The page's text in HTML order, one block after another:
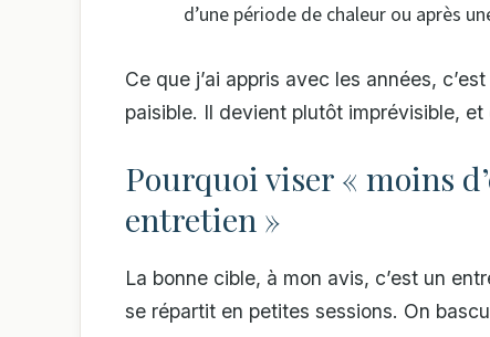
d’une période de chaleur ou après
Ce que j’ai appris avec les années,
paisible. Il devient plutôt imprévisible,
Pourquoi viser « moins
entretien »
La bonne cible, à mon avis, c’est un
se répartit en petites sessions. On